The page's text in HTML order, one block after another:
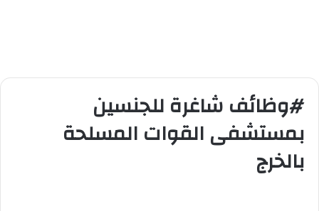
#وظائف شاغرة للجنسين
بمستشفى القوات المسلحة
بالخرج